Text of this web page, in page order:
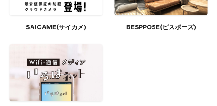
SAICAME(サイカメ) BESPPOSE(ビスポーズ)